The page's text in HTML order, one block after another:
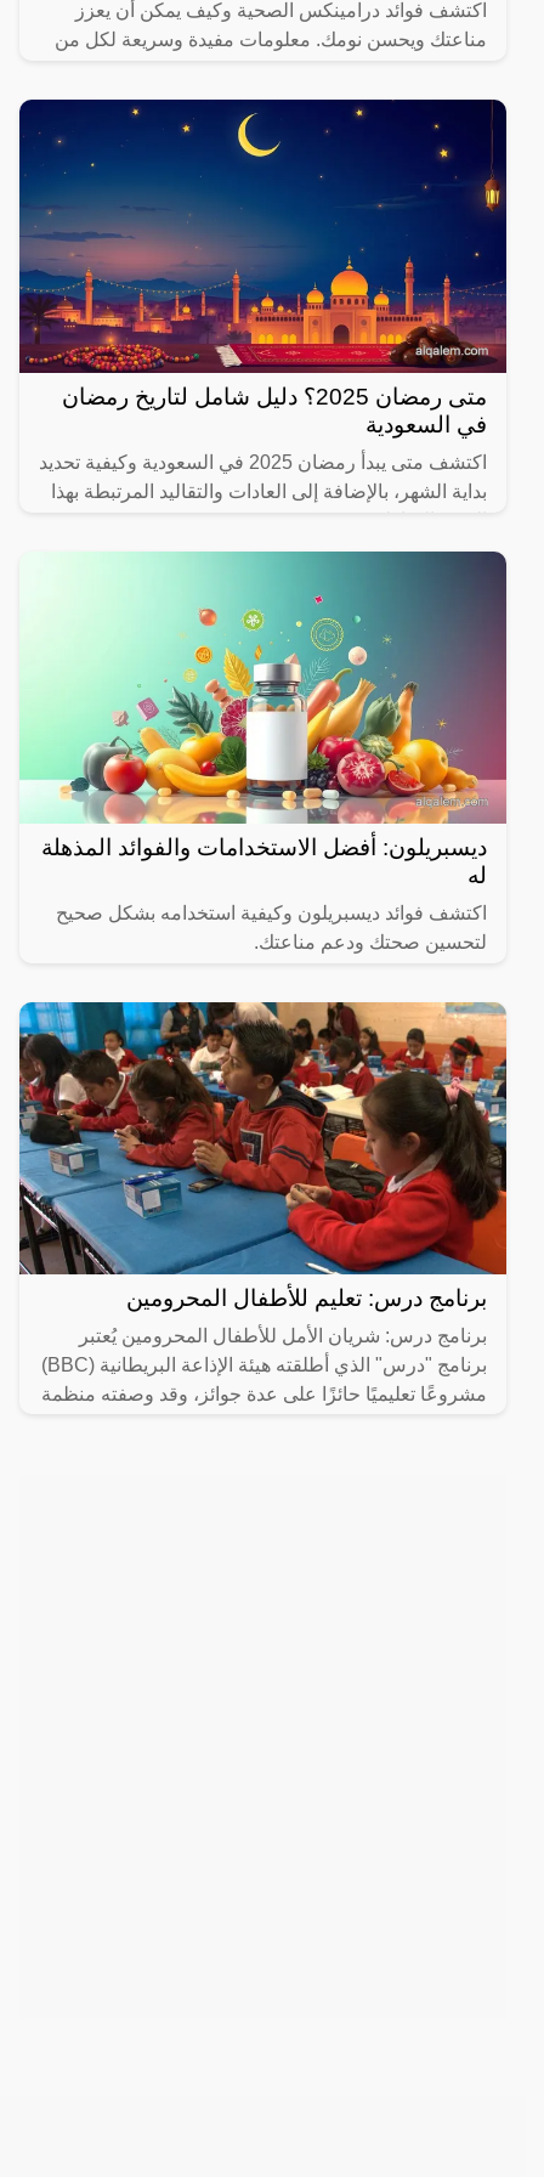
اكتشف فوائد درامينكس الصحية وكيف يمكن أن يعزز
مناعتك ويحسن نومك. معلومات مفيدة وسريعة لكل من
متى رمضان 2025؟ دليل شامل لتاريخ رمضان
في السعودية
اكتشف متى يبدأ رمضان 2025 في السعودية وكيفية تحديد
بداية الشهر، بالإضافة إلى العادات والتقاليد المرتبطة بهذا
ديسبريلون: أفضل الاستخدامات والفوائد المذهلة
له
اكتشف فوائد ديسبريلون وكيفية استخدامه بشكل صحيح
لتحسين صحتك ودعم مناعتك.
برنامج درس: تعليم للأطفال المحرومين
برنامج درس: شريان الأمل للأطفال المحرومين يُعتبر
برنامج "درس" الذي أطلقته هيئة الإذاعة البريطانية (BBC)
مشروعًا تعليميًا حائزًا على عدة جوائز، وقد وصفته منظمة